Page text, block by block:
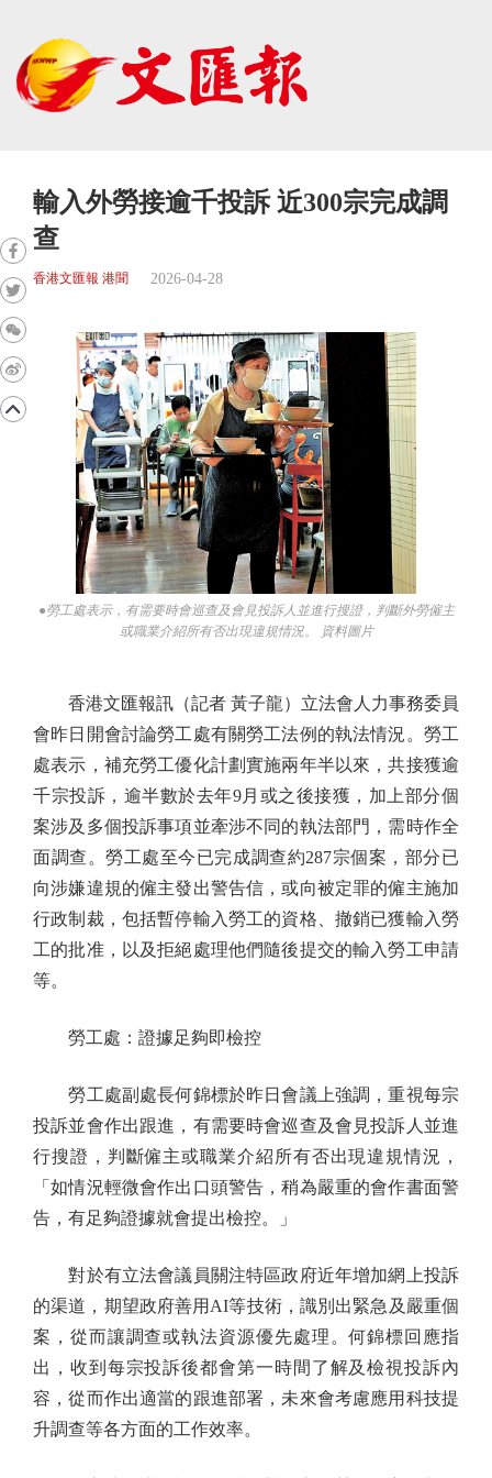
輸入外勞接逾千投訴 近300宗完成調
查
香港文匯報 港聞 2026-04-28
●勞工處表示，有需要時會巡查及會見投訴人並進行搜證，判斷外勞僱主
或職業介紹所有否出現違規情況。 資料圖片
香港文匯報訊（記者 黃子龍）立法會人力事務委員
會昨日開會討論勞工處有關勞工法例的執法情況。勞工
處表示，補充勞工優化計劃實施兩年半以來，共接獲逾
千宗投訴，逾半數於去年9月或之後接獲，加上部分個
案涉及多個投訴事項並牽涉不同的執法部門，需時作全
面調查。勞工處至今已完成調查約287宗個案，部分已
向涉嫌違規的僱主發出警告信，或向被定罪的僱主施加
行政制裁，包括暫停輸入勞工的資格、撤銷已獲輸入勞
工的批准，以及拒絕處理他們隨後提交的輸入勞工申請
等。
勞工處：證據足夠即檢控
勞工處副處長何錦標於昨日會議上強調，重視每宗
投訴並會作出跟進，有需要時會巡查及會見投訴人並進
行搜證，判斷僱主或職業介紹所有否出現違規情況，
「如情況輕微會作出口頭警告，稍為嚴重的會作書面警
告，有足夠證據就會提出檢控。」
對於有立法會議員關注特區政府近年增加網上投訴
的渠道，期望政府善用AI等技術，識別出緊急及嚴重個
案，從而讓調查或執法資源優先處理。何錦標回應指
出，收到每宗投訴後都會第一時間了解及檢視投訴內
容，從而作出適當的跟進部署，未來會考慮應用科技提
升調查等各方面的工作效率。